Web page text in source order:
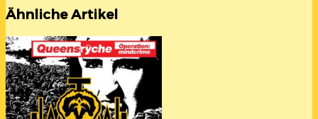
Ähnliche Artikel